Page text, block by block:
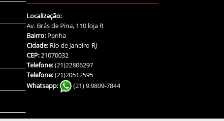
Localização:
Av. Brás de Pina, 110 loja R
Bairro: Penha
Cidade: Rio de Janeiro-RJ
CEP: 21070032
Telefone:(21)22806297
Telefone:(21)20512595
Whatsapp:
(21) 9.9809-7844